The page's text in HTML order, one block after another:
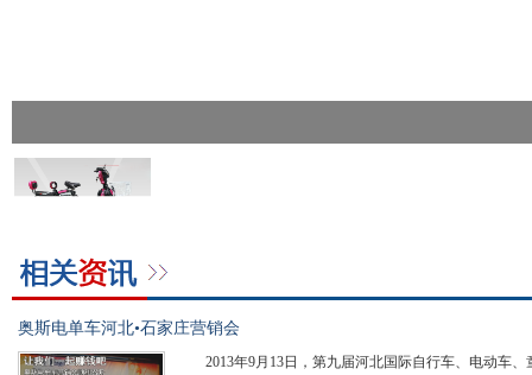
奥斯电单车河北•石家庄营销会
2013年9月13日，第九届河北国际自行车、电动车